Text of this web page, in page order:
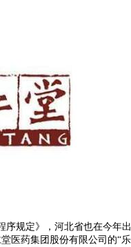
规定》，河北省也在今年
医药集团股份有限公司的“